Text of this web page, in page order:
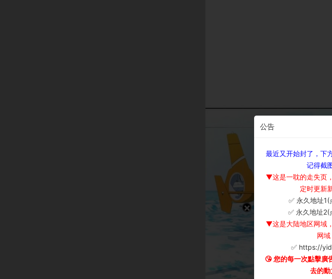
公告
最近又开始封了，下
记得截
▼这是一耽的走失页
定时更新
✅ 永久地址1(
✅ 永久地址2(
▼这是大陆地区网域
网域
✅ https://
😘 您的每一次點擊廣
去的動
×